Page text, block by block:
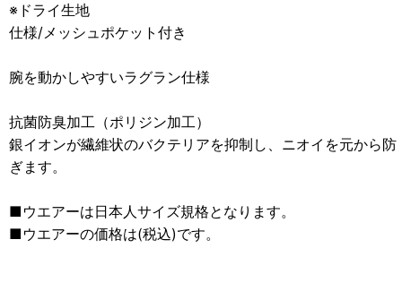
※ドライ生地
仕様/メッシュポケット付き
腕を動かしやすいラグラン仕様
抗菌防臭加工（ポリジン加工）
銀イオンが繊維状のバクテリアを抑制し、ニオイを元から防
ぎます。
■ウエアーは日本人サイズ規格となります。
■ウエアーの価格は(税込)です。